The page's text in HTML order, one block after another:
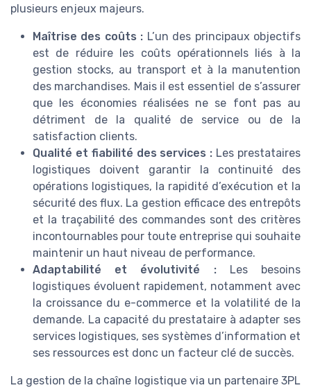
plusieurs enjeux majeurs.
Maîtrise des coûts : L’un des principaux objectifs
est de réduire les coûts opérationnels liés à la
gestion stocks, au transport et à la manutention
des marchandises. Mais il est essentiel de s’assurer
que les économies réalisées ne se font pas au
détriment de la qualité de service ou de la
satisfaction clients.
Qualité et fiabilité des services : Les prestataires
logistiques doivent garantir la continuité des
opérations logistiques, la rapidité d’exécution et la
sécurité des flux. La gestion efficace des entrepôts
et la traçabilité des commandes sont des critères
incontournables pour toute entreprise qui souhaite
maintenir un haut niveau de performance.
Adaptabilité et évolutivité :Les besoins
logistiques évoluent rapidement, notamment avec
la croissance du e-commerce et la volatilité de la
demande. La capacité du prestataire à adapter ses
services logistiques, ses systèmes d’information et
ses ressources est donc un facteur clé de succès.
La gestion de la chaîne logistique via un partenaire 3PL